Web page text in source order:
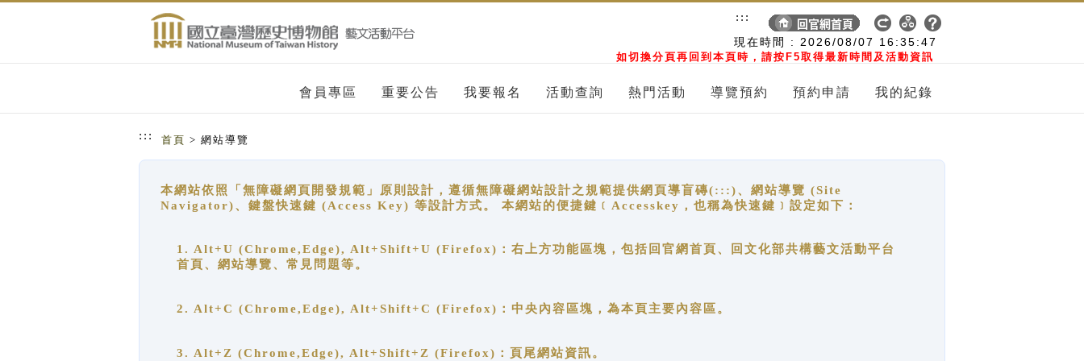
現在時間 : 2026/08/07 16:35:48
如切換分頁再回到本頁時，請按F5取得最新時間及活動資訊
:::
會員專區 重要公告 我要報名 活動查詢 熱門活動 導覽預約 預約申請 我的紀錄
::: 首頁 > 網站導覽
本網站依照「無障礙網頁開發規範」原則設計，遵循無障礙網站設計之規範提供網頁導盲磚(:::)、網站導覽 (Site
Navigator)、鍵盤快速鍵 (Access Key) 等設計方式。 本網站的便捷鍵﹝Accesskey，也稱為快速鍵﹞設定如下：
1. Alt+U (Chrome,Edge), Alt+Shift+U (Firefox)：右上方功能區塊，包括回官網首頁、回文化部共構藝文活動平台
首頁、網站導覽、常見問題等。
2. Alt+C (Chrome,Edge), Alt+Shift+C (Firefox)：中央內容區塊，為本頁主要內容區。
3. Alt+Z (Chrome,Edge), Alt+Shift+Z (Firefox)：頁尾網站資訊。